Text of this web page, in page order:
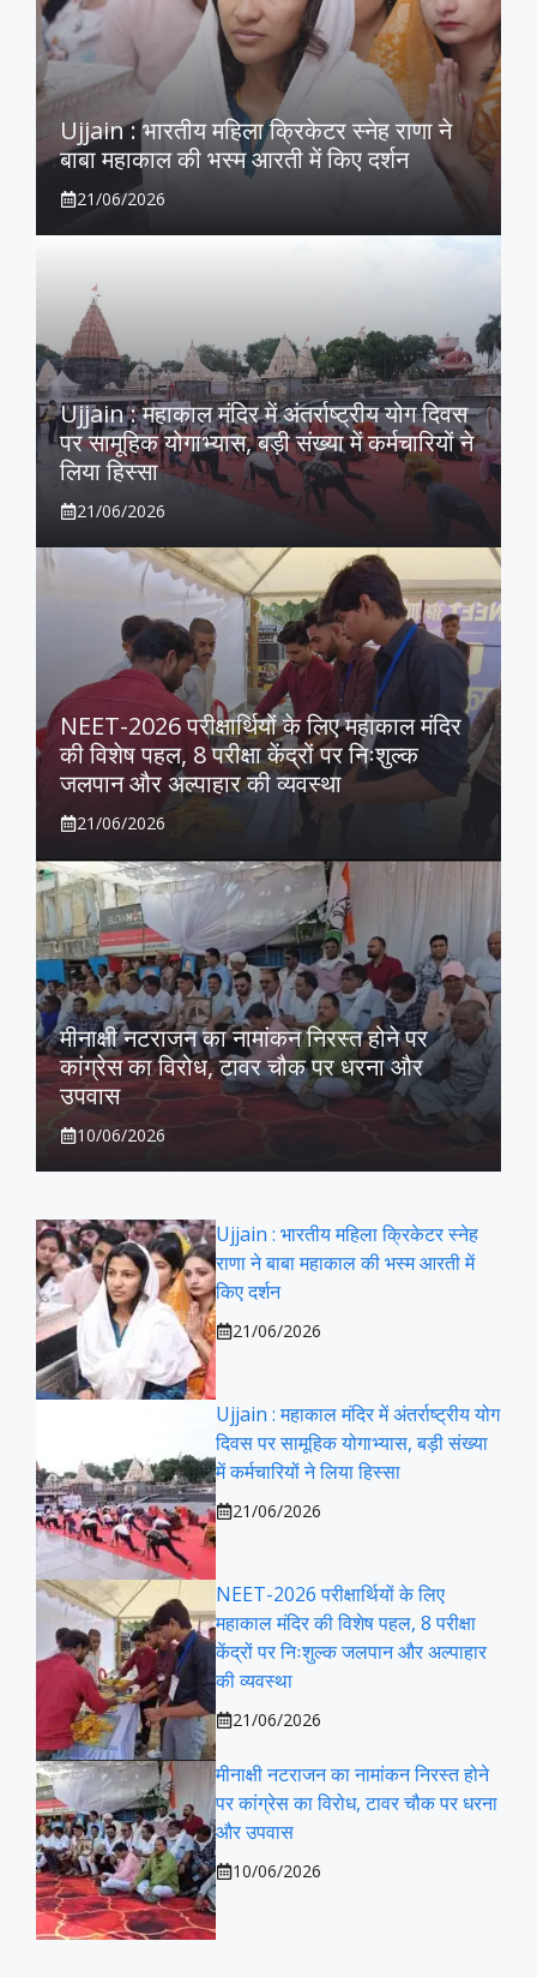
Ujjain : भारतीय महिला क्रिकेटर स्नेह राणा ने
बाबा महाकाल की भस्म आरती में किए दर्शन
21/06/2026
Ujjain : महाकाल मंदिर में अंतर्राष्ट्रीय योग दिवस
पर सामूहिक योगाभ्यास, बड़ी संख्या में कर्मचारियों ने
लिया हिस्सा
21/06/2026
NEET-2026 परीक्षार्थियों के लिए महाकाल मंदिर
की विशेष पहल, 8 परीक्षा केंद्रों पर निःशुल्क
जलपान और अल्पाहार की व्यवस्था
21/06/2026
मीनाक्षी नटराजन का नामांकन निरस्त होने पर
कांग्रेस का विरोध, टावर चौक पर धरना और
उपवास
10/06/2026
Ujjain : भारतीय महिला क्रिकेटर स्नेह
राणा ने बाबा महाकाल की भस्म आरती में
किए दर्शन
21/06/2026
Ujjain : महाकाल मंदिर में अंतर्राष्ट्रीय योग
दिवस पर सामूहिक योगाभ्यास, बड़ी संख्या
में कर्मचारियों ने लिया हिस्सा
21/06/2026
NEET-2026 परीक्षार्थियों के लिए
महाकाल मंदिर की विशेष पहल, 8 परीक्षा
केंद्रों पर निःशुल्क जलपान और अल्पाहार
की व्यवस्था
21/06/2026
मीनाक्षी नटराजन का नामांकन निरस्त होने
पर कांग्रेस का विरोध, टावर चौक पर धरना
और उपवास
10/06/2026